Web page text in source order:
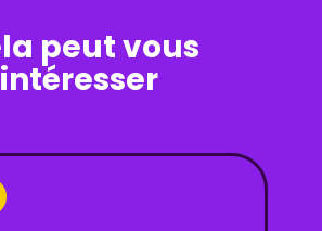
peut vous
intéresser